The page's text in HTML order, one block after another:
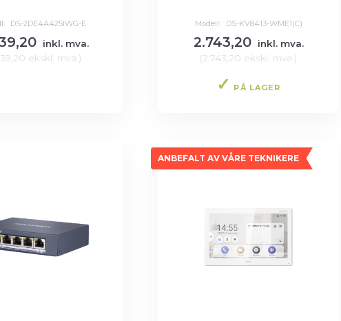
DS-2DE4A425IWG-E
inkl. mva.
ekskl. mva.)
Modell: DS-KV8413-WME1(C)
2.743,20
inkl. mva.
(2.743,20 ekskl. mva.)
PÅ LAGER
ANBEFALT AV VÅRE TEKNIKERE